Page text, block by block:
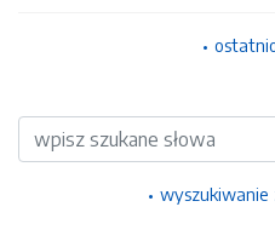
Wyszukiwarka
wyszukiwanie